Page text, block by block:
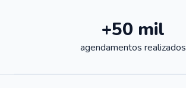
+50 mil
agendamentos realizados